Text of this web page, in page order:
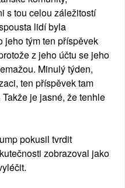
s tou celou záležitostí
lidí byla
jeho tým ten příspěvek
z jeho účtu se jeho
Minulý týden,
ten příspěvek tam
je jasné, že tenhle
pokusil tvrdit
zobrazoval jako